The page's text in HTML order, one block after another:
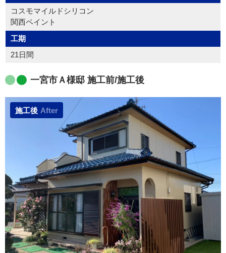
コスモマイルドシリコン
関西ペイント
工期
21日間
一宮市Ａ様邸 施工前/施工後
施工後 After